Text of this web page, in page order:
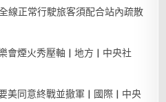
正常行駛旅客須配合站內疏散
會煙火秀壓軸 | 地方 | 中央社
同意終戰並撤軍 | 國際 | 中央